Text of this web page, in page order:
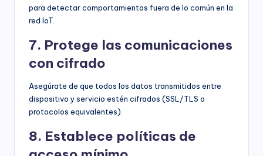
para detectar comportamientos fuera de lo común en la
red IoT.
7. Protege las comunicaciones
con cifrado
Asegúrate de que todos los datos transmitidos entre
dispositivo y servicio estén cifrados (SSL/TLS o
protocolos equivalentes).
8. Establece políticas de